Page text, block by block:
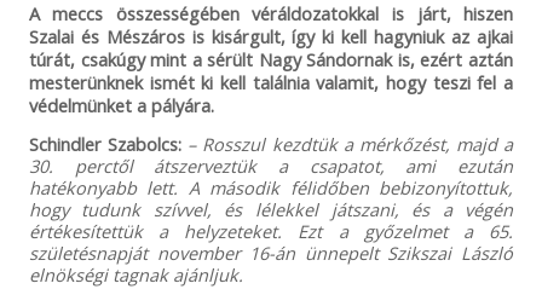
A meccs összességében véráldozatokkal is járt, hiszen
Szalai és Mészáros is kisárgult, így ki kell hagyniuk az ajkai
túrát, csakúgy mint a sérült Nagy Sándornak is, ezért aztán
mesterünknek ismét ki kell találnia valamit, hogy teszi fel a
védelmünket a pályára.
Schindler Szabolcs: – Rosszul kezdtük a mérkőzést, majd a
30. perctől átszerveztük a csapatot, ami ezután
hatékonyabb lett. A második félidőben bebizonyítottuk,
hogy tudunk szívvel, és lélekkel játszani, és a végén
értékesítettük a helyzeteket. Ezt a győzelmet a 65.
születésnapját november 16-án ünnepelt Szikszai László
elnökségi tagnak ajánljuk.